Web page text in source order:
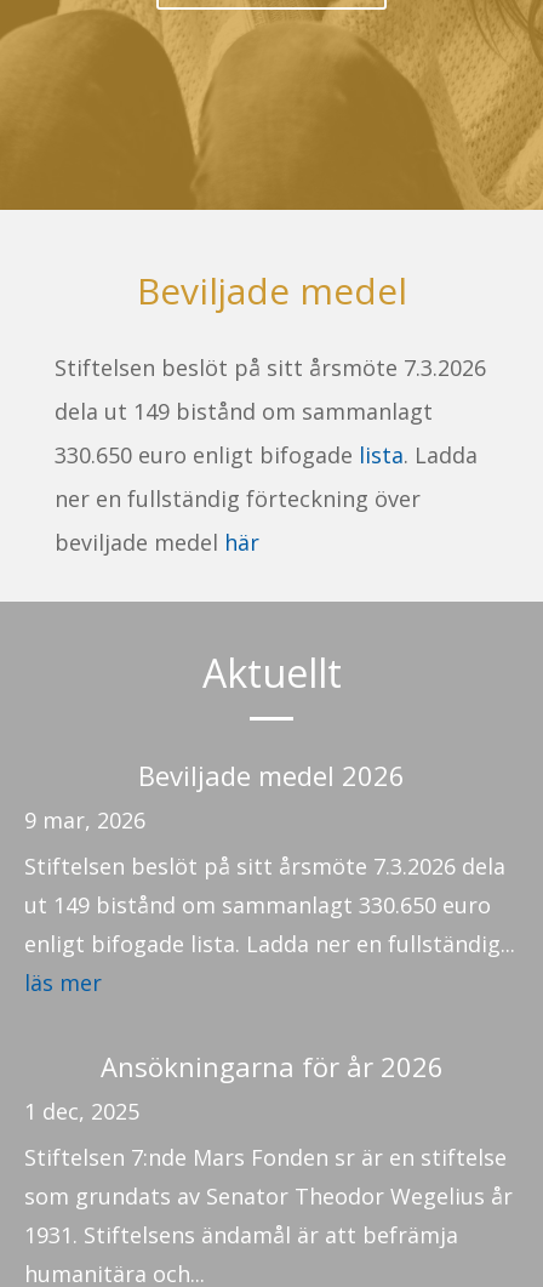
Beviljade medel
Stiftelsen beslöt på sitt årsmöte 7.3.2026
dela ut 149 bistånd om sammanlagt
330.650 euro enligt bifogade lista. Ladda
ner en fullständig förteckning över
beviljade medel här
Aktuellt
Beviljade medel 2026
9 mar, 2026
Stiftelsen beslöt på sitt årsmöte 7.3.2026 dela
ut 149 bistånd om sammanlagt 330.650 euro
enligt bifogade lista. Ladda ner en fullständig...
läs mer
Ansökningarna för år 2026
1 dec, 2025
Stiftelsen 7:nde Mars Fonden sr är en stiftelse
som grundats av Senator Theodor Wegelius år
1931. Stiftelsens ändamål är att befrämja
humanitära och...